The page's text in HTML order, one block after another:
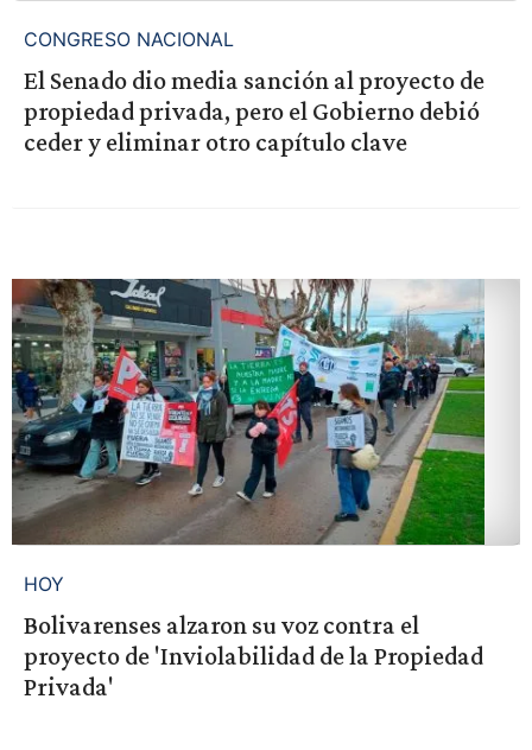
CONGRESO NACIONAL
El Senado dio media sanción al proyecto de
propiedad privada, pero el Gobierno debió
ceder y eliminar otro capítulo clave
HOY
Bolivarenses alzaron su voz contra el
proyecto de 'Inviolabilidad de la Propiedad
Privada'